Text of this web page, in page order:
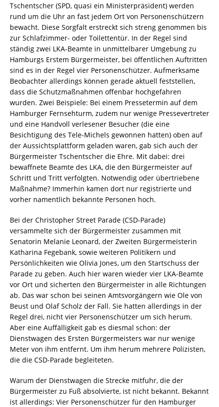
Tschentscher (SPD, quasi ein Ministerpräsident) werden
rund um die Uhr an fast jedem Ort von Personenschützern
bewacht. Diese Sorgfalt erstreckt sich streng genommen bis
zur Schlafzimmer- oder Toilettentür. In der Regel sind
ständig zwei LKA-Beamte in unmittelbarer Umgebung zu
Hamburgs Erstem Bürgermeister, bei öffentlichen Auftritten
sind es in der Regel vier Personenschützer. Aufmerksame
Beobachter allerdings können gerade aktuell feststellen,
dass die Schutzmaßnahmen offenbar hochgefahren
wurden. Zwei Beispiele: Bei einem Pressetermin auf dem
Hamburger Fernsehturm, zudem nur wenige Pressevertreter
und eine Handvoll verlesener Besucher (die eine
Besichtigung des Tele-Michels gewonnen hatten) oben auf
der Aussichtsplattform geladen waren, gab sich auch der
Bürgermeister Tschentscher die Ehre. Mit dabei: drei
bewaffnete Beamte des LKA, die den Bürgermeister auf
Schritt und Tritt verfolgten. Notwendig oder übertriebene
Maßnahme? Immerhin kamen dort nur registrierte und
vorher namentlich bekannte Personen hoch.
Bei der Christopher Street Parade (CSD-Parade)
versammelte sich der Bürgermeister zusammen mit
Senatorin Melanie Leonard, der Zweiten Bürgermeisterin
Katharina Fegebank, sowie weiteren Politikern und
Persönlichkeiten wie Olivia Jones, um den Startschuss der
Parade zu geben. Auch hier waren wieder vier LKA-Beamte
vor Ort und sicherten den Bürgermeister in alle Richtungen
ab. Das war schon bei seinen Amtsvorgängern wie Ole von
Beust und Olaf Scholz der Fall. Sie hatten allerdings in der
Regel drei, nicht vier Personenschützer um sich herum.
Aber eine Auffälligkeit gab es diesmal schon: der
Dienstwagen des Ersten Bürgermeisters war nur wenige
Meter von ihm entfernt. Um ihm herum mehrere Polizisten,
die die CSD-Parade begleiteten.
Warum der Dienstwagen die Strecke mitfuhr, die der
Bürgermeister zu Fuß absolvierte, ist nicht bekannt. Bekannt
ist allerdings: Vier Personenschützer für den Hamburger